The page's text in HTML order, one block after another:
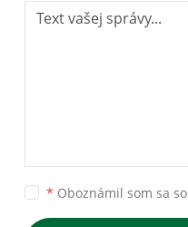
* Oboznámil som sa so